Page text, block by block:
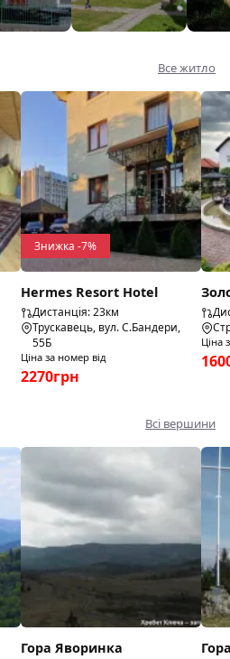
Все житло
Знижка -7%
Hermes Resort Hotel
Дистанція: 23км
Трускавець, вул. С.Бандери,
55Б
Ціна за номер від
2270грн
Ціна
Всі вершини
Гора Яворинка